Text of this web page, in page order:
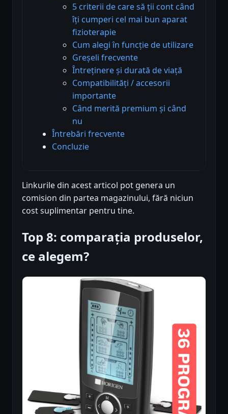
5 criterii de care să ții cont când
îți cumperi cel mai bun aparat
fizioterapie
Cum alegi în funcție de utilizare
Greșeli frecvente
Întreținere și durată de viață
Compatibilități / accesorii
importante
Când merită premium și când
nu
Întrebări frecvente
Concluzie
Linkurile din acest articol pot genera un
comision din partea magazinului, fără niciun
cost suplimentar pentru tine.
Top 8: comparația produselor,
ce alegem?